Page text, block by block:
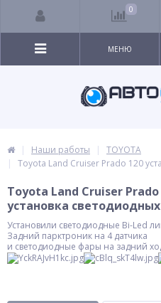
МЕНЮ
Наши работы
TOYOTA
Toyota Land Cruiser Prado 120
Toyota Land Cruiser Prado
установка
Установили светодиодные Bi-Led
Задний парктроник на 4 датчика
и светодиодные фары на задний
0